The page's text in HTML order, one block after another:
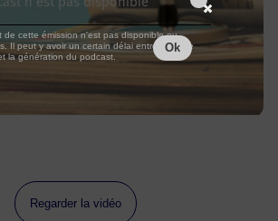
Regarder la vidéo
de cette émission n'est pas disponible ou
Il peut y avoir un certain délai entre la fin de
la génération du podcast.
Ok